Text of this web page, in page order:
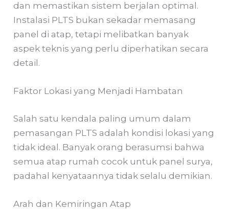
dan memastikan sistem berjalan optimal.
Instalasi PLTS bukan sekadar memasang
panel di atap, tetapi melibatkan banyak
aspek teknis yang perlu diperhatikan secara
detail.
Faktor Lokasi yang Menjadi Hambatan
Salah satu kendala paling umum dalam
pemasangan PLTS adalah kondisi lokasi yang
tidak ideal. Banyak orang berasumsi bahwa
semua atap rumah cocok untuk panel surya,
padahal kenyataannya tidak selalu demikian.
Arah dan Kemiringan Atap